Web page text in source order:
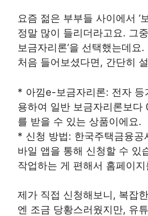
요즘 젊은 부부들 사이에서 ‘
정말 많이 들리더라고요. 그
보금자리론’을 선택했는데요.
처음 들어보셨다면, 간단히
* 아낌e-보금자리론: 전자 등
용하여 일반 보금자리론보다
를 받을 수 있는 상품이에요.
* 신청 방법: 한국주택금융공
바일 앱을 통해 신청할 수 있
작업하는 게 편해서 홈페이
제가 직접 신청해보니, 복잡
엔 조금 당황스러웠지만, 유